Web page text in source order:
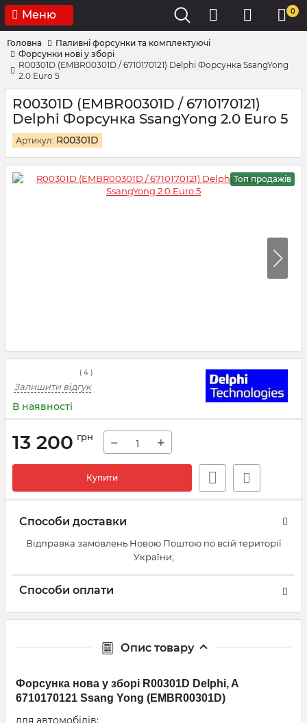
Меню 0
Головна
Паливні форсунки та комплектуючі
Форсунки нові у зборі
R00301D (EMBR00301D / 6710170121) Delphi Форсунка SsangYong
2.0 Euro 5
R00301D (EMBR00301D / 6710170121)
Delphi Форсунка SsangYong 2.0 Euro 5
Артикул: R00301D
Топ продажів
( 4 )
Залишити відгук
В наявності
13 200 грн − +
Купити
Способи доставки
Відправка замовлень Новою Поштою по всій території
України;
Способи оплати
Опис товару
Форсунка нова у зборі R00301D Delphi, A
6710170121 Ssang Yong (EMBR00301D)
для автомобілів: